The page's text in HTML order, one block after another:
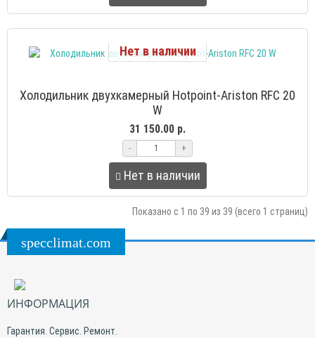
Нет в наличии
Холодильник двухкамерный Hotpoint-Ariston RFC 20
W
31 150.00 р.
- +
Нет в наличии
Показано с 1 по 39 из 39 (всего 1 страниц)
specclimat.com
ИНФОРМАЦИЯ
Гарантия. Сервис. Ремонт.